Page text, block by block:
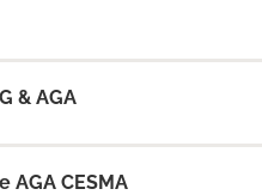
& AGA
AGA CESMA